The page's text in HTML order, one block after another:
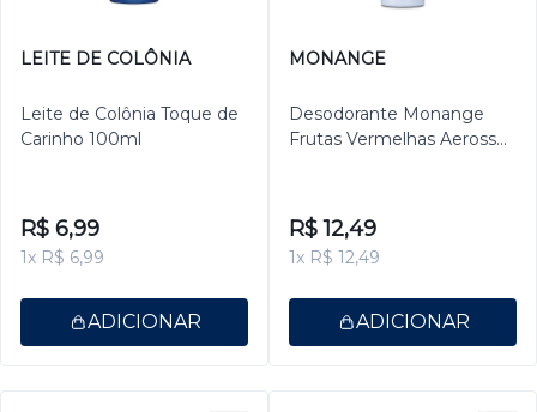
LEITE DE COLÔNIA
Leite de Colônia Toque de
Carinho 100ml
R$ 6,99
1x R$ 6,99
ADICIONAR
MONANGE
Desodorante Monange
Frutas Vermelhas Aerossol
R$ 12,49
1x R$ 12,49
ADICIONAR